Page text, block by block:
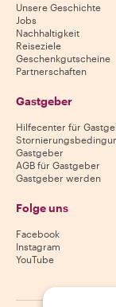
Unsere Geschichte
Jobs
Nachhaltigkeit
Reiseziele
Geschenkgutscheine
Partnerschaften
Gastgeber
Hilfecenter für
Gastgeber
AGB für Gastgeber
Gastgeber werden
Folge uns
Facebook
Instagram
YouTube